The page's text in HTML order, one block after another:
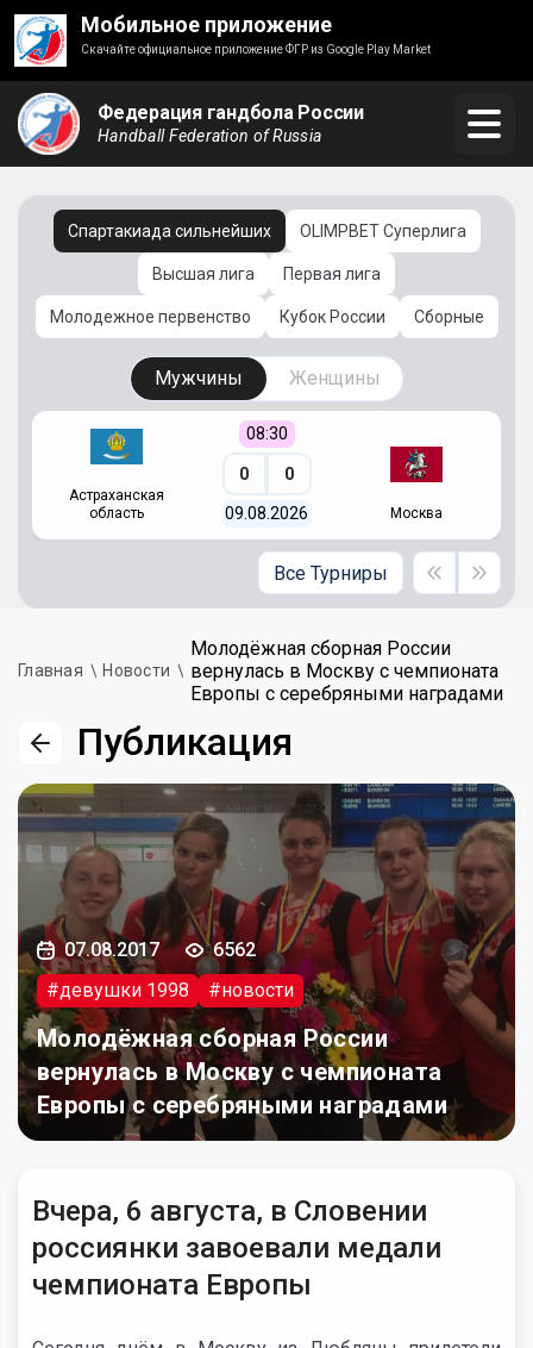
Мобильное приложение
Скачайте официальное приложение ФГР из Google Play Market
Федерация гандбола России
Handball Federation of Russia
Спартакиада сильнейших OLIMPBET Суперлига
Высшая лига Первая лига
Молодежное первенство Кубок России Сборные
Мужчины Женщины
Астраханская
область
08:30
0 0
09.08.2026 Москва
Все Турниры
Главная Новости
Молодёжная сборная России
вернулась в Москву с чемпионата
Европы с серебряными наградами
Публикация
07.08.2017
6562
#девушки 1998
#новости
Молодёжная сборная России
вернулась в Москву с чемпионата
Европы с серебряными наградами
Вчера, 6 августа, в Словении
россиянки завоевали медали
чемпионата Европы